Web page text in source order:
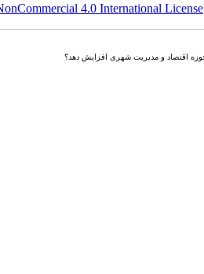
4.0 International License
اقتصاد و مدیریت شهری افزایش دهد؟